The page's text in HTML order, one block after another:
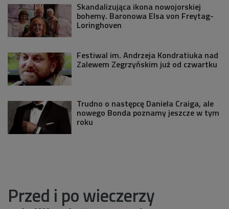
Skandalizująca ikona nowojorskiej
bohemy. Baronowa Elsa von Freytag-
Loringhoven
Festiwal im. Andrzeja Kondratiuka nad
Zalewem Zegrzyńskim już od czwartku
Trudno o następcę Daniela Craiga, ale
nowego Bonda poznamy jeszcze w tym
roku
Przed i po wieczerzy